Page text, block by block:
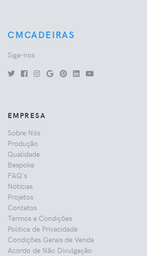
CMCADEIRAS
Siga-nos
EMPRESA
Sobre Nós
Produção
Qualidade
Bespoke
FAQ's
Notícias
Projetos
Contatos
Termos e Condições
Politica de Privacidade
Condições Gerais de Venda
Acordo de Não Divulgação